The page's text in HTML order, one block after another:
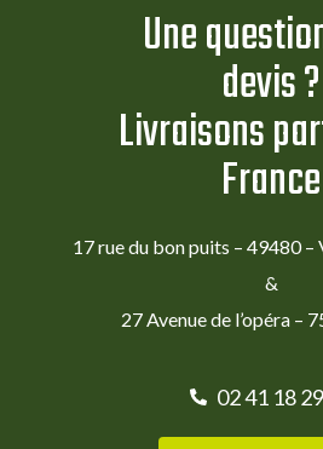
Une
devis ?
Livraisons
France
17 rue du bon puits – 49480 –
&
27 Avenue de l’opéra –
02 41 18